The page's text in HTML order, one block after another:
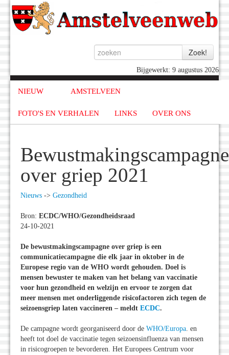
Bijgewerkt: 9 augustus 2026
NIEUW AMSTELVEEN
FOTO'S EN VERHALEN LINKS OVER ONS
Bewustmakingscampagne
over griep 2021
Nieuws -> Gezondheid
Bron: ECDC/WHO/Gezondheidsraad
24-10-2021
De bewustmakingscampagne over griep is een
communicatiecampagne die elk jaar in oktober in de
Europese regio van de WHO wordt gehouden. Doel is
mensen bewuster te maken van het belang van vaccinatie
voor hun gezondheid en welzijn en ervoor te zorgen dat
meer mensen met onderliggende risicofactoren zich tegen de
seizoensgriep laten vaccineren – meldt ECDC.
De campagne wordt georganiseerd door de WHO/Europa. en
heeft tot doel de vaccinatie tegen seizoensinfluenza van mensen
in risicogroepen te bevorderen. Het Europees Centrum voor